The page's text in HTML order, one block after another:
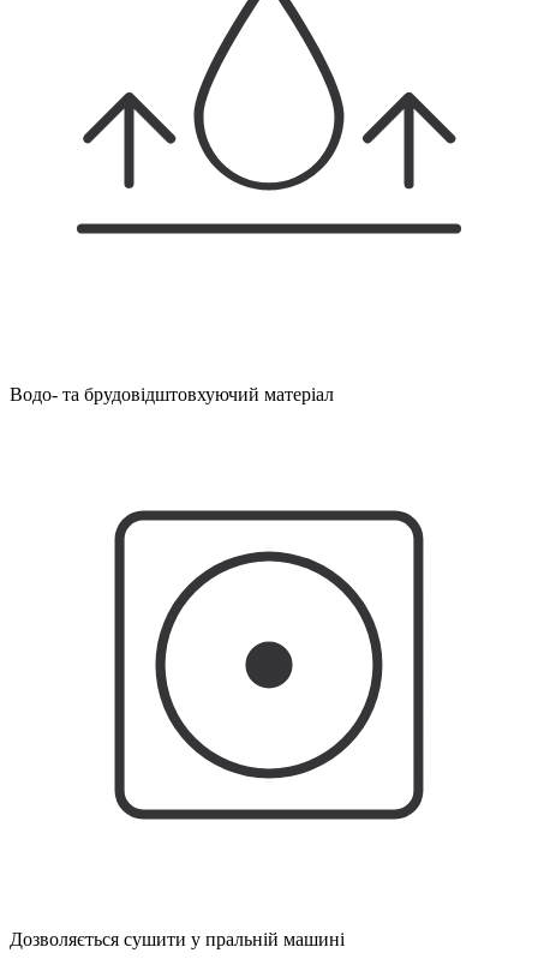
Водо- та брудовідштовхуючий матеріал
Дозволяється сушити у пральній машині